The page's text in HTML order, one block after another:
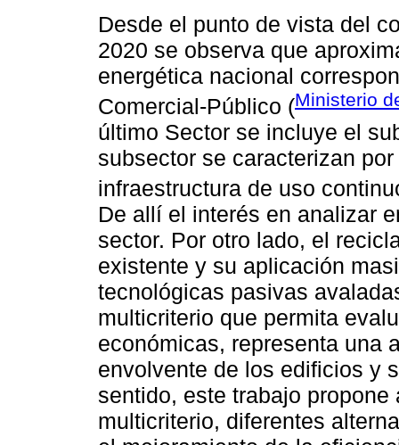
Desde el punto de vista del
2020 se observa que
energética nacional
Comercial-Público (Ministerio
último Sector se incluye el
subsector se caracterizan
infraestructura de uso
De allí el interés en analizar
sector. Por otro lado, el
existente y su aplicación
tecnológicas pasivas
multicriterio que permita
económicas, representa una
envolvente de los edificios y
sentido, este trabajo
multicriterio, diferentes